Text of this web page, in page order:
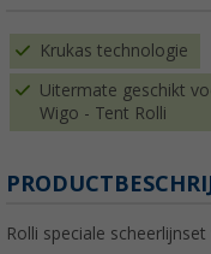
Krukas technologie
Uitermate geschikt
Wigo - Tent Rolli
Rolli speciale